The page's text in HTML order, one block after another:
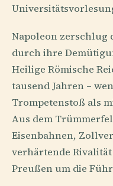
Napoleon zerschlug
durch ihre
Heilige Römische
tausend Jahren –
Trompetenstoß als
Aus dem
Eisenbahnen,
verhärtende
Preußen um die